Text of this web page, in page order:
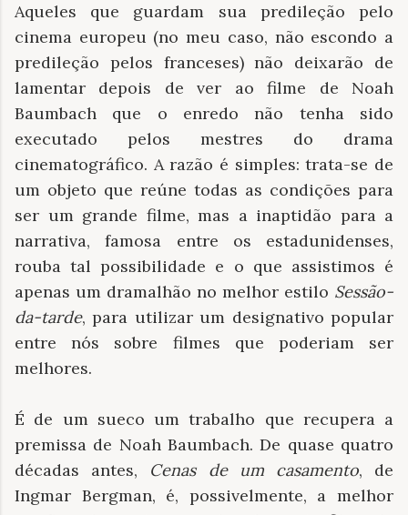
Aqueles que guardam sua predileção pelo
cinema europeu (no meu caso, não escondo a
predileção pelos franceses) não deixarão de
lamentar depois de ver ao filme de Noah
Baumbach que o enredo não tenha sido
executado pelos mestres do drama
cinematográfico. A razão é simples: trata-se de
um objeto que reúne todas as condições para
ser um grande filme, mas a inaptidão para a
narrativa, famosa entre os estadunidenses,
rouba tal possibilidade e o que assistimos é
apenas um dramalhão no melhor estilo Sessão-
da-tarde, para utilizar um designativo popular
entre nós sobre filmes que poderiam ser
melhores.
É de um sueco um trabalho que recupera a
premissa de Noah Baumbach. De quase quatro
décadas antes, Cenas de um casamento, de
Ingmar Bergman, é, possivelmente, a melhor